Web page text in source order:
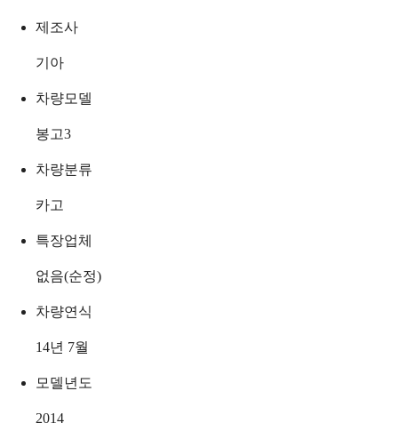
제조사
기아
차량모델
봉고3
차량분류
카고
특장업체
없음(순정)
차량연식
14년 7월
모델년도
2014